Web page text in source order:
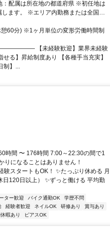
ます。 ※エリア内勤務または全国勤
60分) ※1ヶ月単位の変形労働時間制
【未経験歓迎】業界未経験
る】昇給制度あり 【各種手当充実】
制】...
時間 〜 176時間 7:00～22:30の間で1
になることはありません！
スタートもOK！ ✨たっぷり休める 月
120日以上） ✨ずっと働ける 平均勤
ター歓迎 バイク通勤OK
学歴不問
経験者歓迎 ネイルOK 研修あり
賞与あり
暇あり ピアスOK